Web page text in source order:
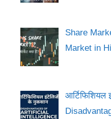
Share
Market in